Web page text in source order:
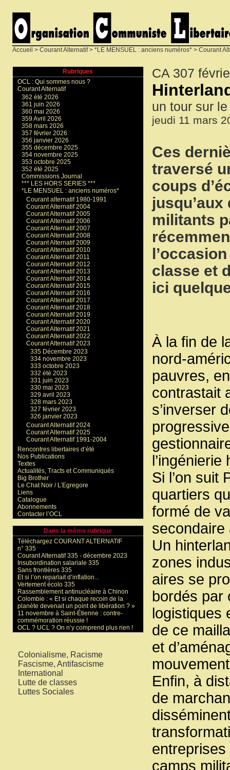
Accueil > Courant Alternatif> *LE MENSUEL : anciens numéros* > Courant
CA 307
un tour sur
jeudi 11 mars
Ces
traversé
coups
militants
classe et
ici
À la fin de
nord-
pauvres,
contrastait
s’inverser
Si l’on suit
quartiers
formé de
secondaire
Un
zones
aires se
bordés par
logistiques
de ce
et
Enfin, à
de
camps
Rubriques
OCL : Qui sommes nous ?
Courant Alternatif
362 été 2026
361 juin 2026
360 mai 2026
359 Avril 2026
358 mars 2026
357 février 2026
356 janvier 2026
355 décembre 2025
354 novembre 2025
353 octobre 2025
352 été 2025
Commissions Journal
*** LES HORS SERIES ***
*LE MENSUEL : anciens numéros*
Courant alternatif 1980-1991
Courant Alternatif 2004
Courant Alternatif 2005
Courant Alternatif 2006
Courant Alternatif 2007
Courant Alternatif 2008
Courant Alternatif 2009
Courant Alternatif 2010
Courant Alternatif 2011
Courant Alternatif 2012
Courant Alternatif 2013
Courant Alternatif 2014
Courant Alternatif 2015
Courant Alternatif 2016
Courant Alternatif 2017
Courant Alternatif 2018
Courant Alternatif 2019
Courant Alternatif 2020
Courant Alternatif 2021
Courant Alternatif 2022
Courant Alternatif 2023
335 Décembre 2023
334 novembre 2023
333 octobre 2023
332 été 2023
331 juin 2023
330 mai 2023
329 avril 2023
328 mars 2023
327 février 2023
326 janvier 2023
Courant Alternatif 2024
Courant Alternatif 2025
Courant Alternatif 1991-2004
Rencontres libertaires d’été
Nos Publications
Textes
Actualités, Tracts et Communiqués
Big Brother
Le Chat Noir / L’Egregore
Liens
Catalogue
Abonnements
Contacter l’OCL
Dans la même rubrique
Téléchargez COURANT ALTERNATIF
n° 335
Courant Alternatif 335 - décembre 2023
Insubordination salariale 335
Sans frontières 335
Et si l’on reparlait d’inflation...
Vertement écolo 335
Rassemblement antinucléaire à Chinon
Colombie : « Et si chaque recoin de la
planète devenait un point de libération ? »
11 novembre à Saint-Étienne : contre-
commémoration réussie !
OCL ? UCL ? On n’y comprend plus rien !
Colonialisme, Racisme
Fascisme, Antifascisme
International
Lutte de classes
Luttes Sociales